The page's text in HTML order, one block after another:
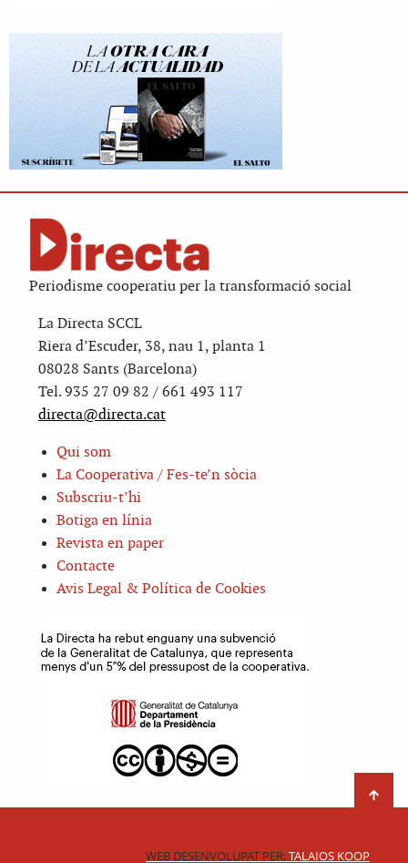
Periodisme cooperatiu per la transformació social
La Directa SCCL
Riera d’Escuder, 38, nau 1, planta 1
08028 Sants (Barcelona)
Tel. 935 27 09 82 / 661 493 117
directa@directa.cat
Qui som
La Cooperativa / Fes-te’n sòcia
Subscriu-t’hi
Botiga en línia
Revista en paper
Contacte
Avis Legal & Política de Cookies
WEB DESENVOLUPAT PER:TALAIOS KOOP